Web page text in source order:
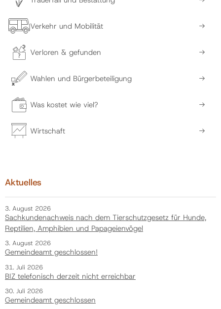
Verkehr und Mobilität
Verloren & gefunden
Wahlen und Bürgerbeteiligung
Was kostet wie viel?
Wirtschaft
Aktuelles
3. August 2026
Sachkundenachweis nach dem Tierschutzgesetz für Hunde,
Reptilien, Amphibien und Papageienvögel
3. August 2026
Gemeindeamt geschlossen!
31. Juli 2026
BIZ telefonisch derzeit nicht erreichbar
30. Juli 2026
Gemeindeamt geschlossen